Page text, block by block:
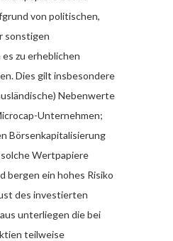
von politischen,
sonstigen
zu erheblichen
Dies gilt insbesondere
Nebenwerte
Unternehmen;
Börsenkapitalisierung
Wertpapiere
bergen ein hohes Risiko
des investierten
unterliegen die bei
teilweise